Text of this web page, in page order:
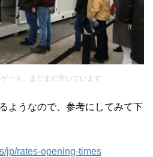
ート。まだまだ空いています
ようなので、参考にしてみて下
jp/rates-opening-times